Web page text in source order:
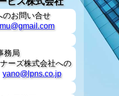
のお問い合せ
務局
ーズ株式会社への
yano@lpns.co.jp